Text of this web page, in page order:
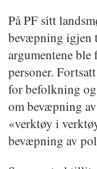
På PF sitt
bevæpning igjen
argumentene
personer.
for befolkning og
om bevæpning
«verktøy i
bevæpning av